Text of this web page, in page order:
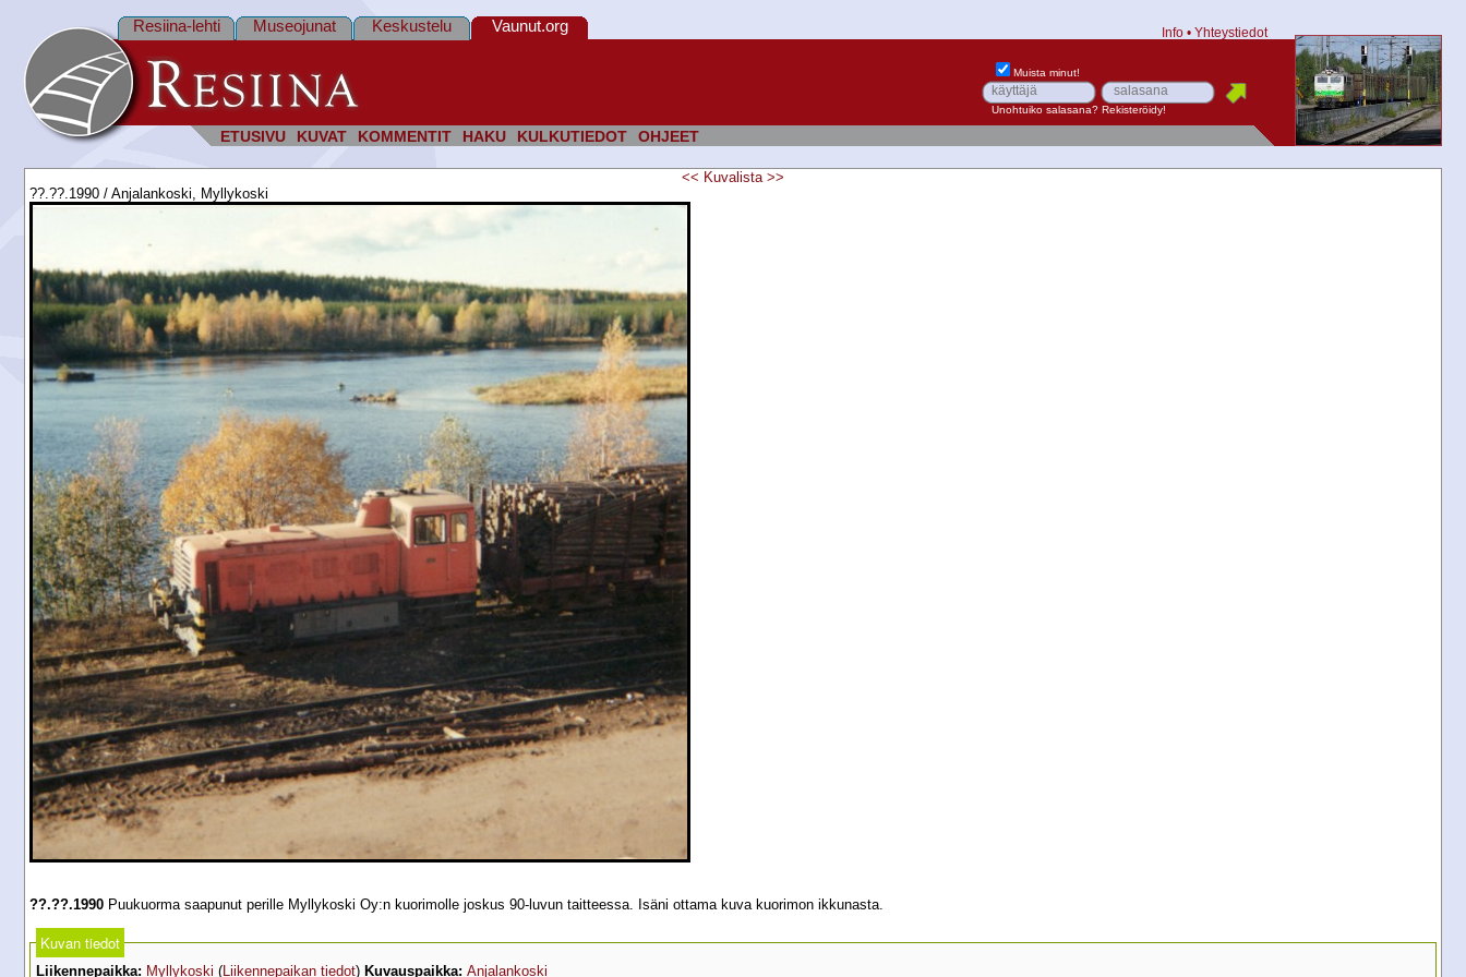
ETUSIVU KUVAT KOMMENTIT HAKU KULKUTIEDOT OHJEET
Resiina-lehti Museojunat Keskustelu Vaunut.org Info • Yhteystiedot
Muista minut!
Unohtuiko salasana? Rekisteröidy!
<< Kuvalista >>
??.??.1990 / Anjalankoski, Myllykoski
??.??.1990 Puukuorma saapunut perille Myllykoski Oy:n kuorimolle joskus 90-luvun taitteessa. Isäni ottama kuva kuorimon ikkunasta.
Kuvan tiedot
Liikennepaikka: Myllykoski (Liikennepaikan tiedot) Kuvauspaikka: Anjalankoski